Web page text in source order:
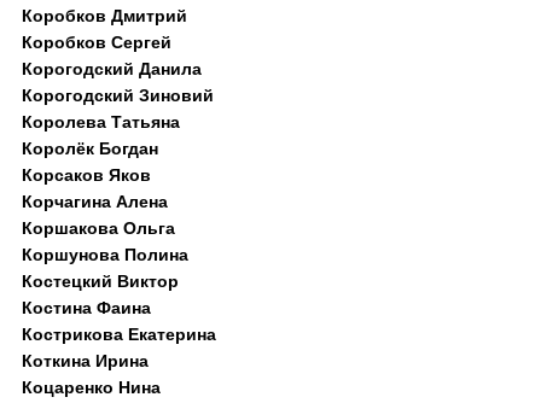
Коробков Дмитрий
Коробков Сергей
Корогодский Данила
Корогодский Зиновий
Королева Татьяна
Королёк Богдан
Корсаков Яков
Корчагина Алена
Коршакова Ольга
Коршунова Полина
Костецкий Виктор
Костина Фаина
Кострикова Екатерина
Коткина Ирина
Коцаренко Нина